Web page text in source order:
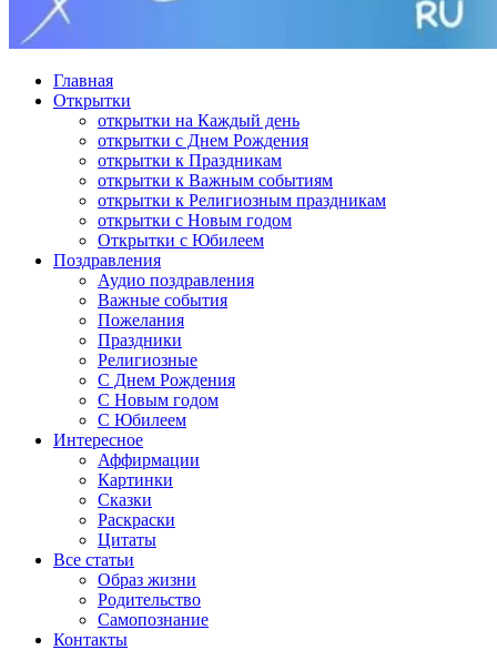
Главная
Открытки
открытки на Каждый день
открытки с Днем Рождения
открытки к Праздникам
открытки к Важным событиям
открытки к Религиозным праздникам
открытки с Новым годом
Открытки с Юбилеем
Поздравления
Аудио поздравления
Важные события
Пожелания
Праздники
Религиозные
С Днем Рождения
С Новым годом
С Юбилеем
Интересное
Аффирмации
Картинки
Сказки
Раскраски
Цитаты
Все статьи
Образ жизни
Родительство
Самопознание
Контакты